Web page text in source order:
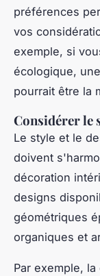
préférences
vos
exemple, si
écologique,
pourrait être la
Considérer le
Le style et le
doivent
décoration
designs
géométriques
organiques et
Par exemple, la